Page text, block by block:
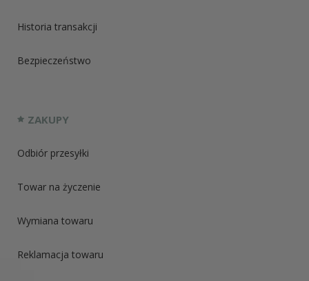
Historia transakcji
Bezpieczeństwo
ZAKUPY
Odbiór przesyłki
Towar na życzenie
Wymiana towaru
Reklamacja towaru